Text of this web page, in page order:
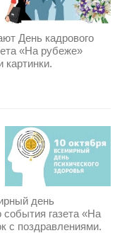
День кадрового
«На рубеже»
картинки.
день
события газета «На
с поздравлениями.